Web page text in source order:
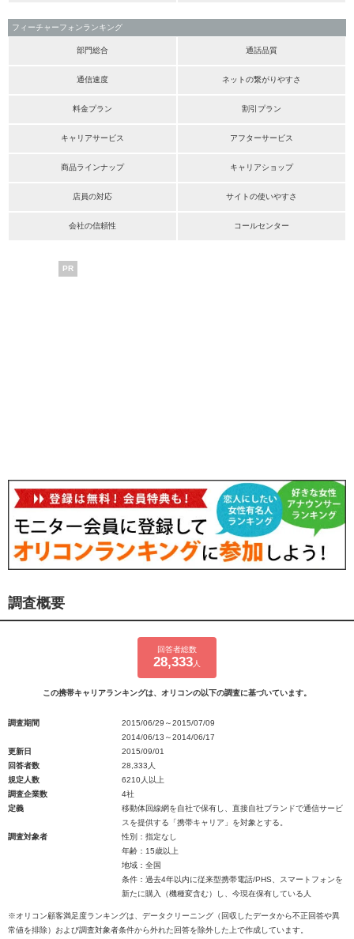
フィーチャーフォンランキング
部門総合 通話品質
通信速度 ネットの繋がりやすさ
料金プラン 割引プラン
キャリアサービス アフターサービス
商品ラインナップ キャリアショップ
店員の対応 サイトの使いやすさ
会社の信頼性 コールセンター
PR
調査概要
回答者総数
28,333 人
この携帯キャリアランキングは、オリコンの以下の調査に基づいています。
調査期間
2015/06/29～2015/07/09
2014/06/13～2014/06/17
更新日
2015/09/01
回答者数
28,333人
規定人数
6210人以上
調査企業数
4社
定義
移動体回線網を自社で保有し、直接自社ブランドで通信サービ
スを提供する「携帯キャリア」を対象とする。
調査対象者
性別：指定なし
年齢：15歳以上
地域：全国
条件：過去4年以内に従来型携帯電話/PHS、スマートフォンを
新たに購入（機種変含む）し、今現在保有している人
※オリコン顧客満足度ランキングは、データクリーニング（回収したデータから不正回答や異
常値を排除）および調査対象者条件から外れた回答を除外した上で作成しています。